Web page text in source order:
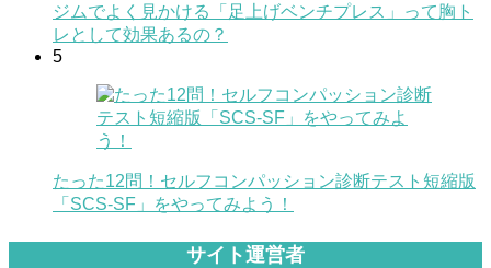
ジムでよく見かける「足上げベンチプレス」って胸ト
レとして効果あるの？
5
たった12問！セルフコンパッション診断テスト短縮版
「SCS-SF」をやってみよう！
サイト運営者